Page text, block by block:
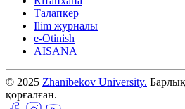
Талапкер
Ilim журналы
e-Otinish
AISANA
© 2025 Zhanibekov University.
қорғалған.